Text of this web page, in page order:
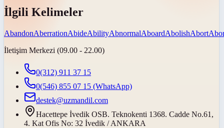
İlgili Kelimeler
AbandonAberrationAbideAbilityAbnormalAboardAbolishAbort
İletişim Merkezi (09.00 - 22.00)
0(312) 911 37 15
0(546) 855 07 15 (WhatsApp)
destek@uzmandil.com
Hacettepe İvedik OSB. Teknokenti 1368. Cadde No.61,
4. Kat Ofis No: 32 İvedik / ANKARA